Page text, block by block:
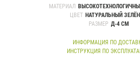
МАТЕРИАЛ
ЦВЕТ НАТУРАЛЬНЫЙ
РАЗМЕР Д-4 СМ
ИНФОРМАЦИЯ ПО
ИНСТРУКЦИЯ ПО